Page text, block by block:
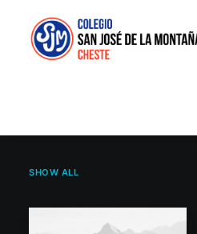
SHOW ALL